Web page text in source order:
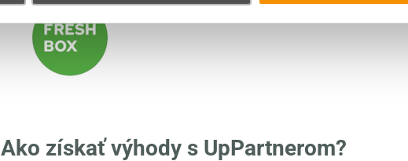
Ako získať výhody s UpPartnerom?